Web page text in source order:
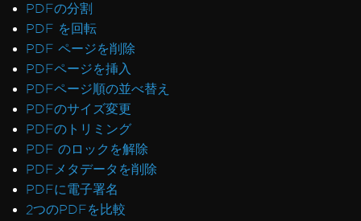
PDFの分割
PDF を回転
PDF ページを削除
PDFページを挿入
PDFページ順の並べ替え
PDFのサイズ変更
PDFのトリミング
PDF のロックを解除
PDFメタデータを削除
PDFに電子署名
2つのPDFを比較